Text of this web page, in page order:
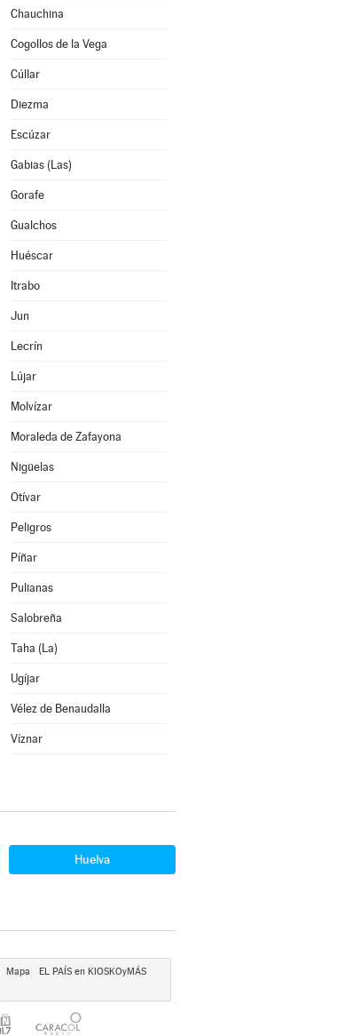
Chauchina
Cogollos de la Vega
Cúllar
Diezma
Escúzar
Gabias (Las)
Gorafe
Gualchos
Huéscar
Itrabo
Jun
Lecrín
Lújar
Molvízar
Moraleda de Zafayona
Nigüelas
Otívar
Peligros
Píñar
Pulianas
Salobreña
Taha (La)
Ugíjar
Vélez de Benaudalla
Víznar
Huelva
Mapa
EL PAÍS en KIOSKOyMÁS